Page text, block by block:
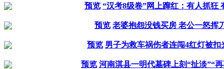
预览 “汉考8级卷”网上蹿红：有人抓狂
预览 老婆抱怨没钱买房 老公一怒挥
预览 男子为救车祸伤者连闯4红灯被扣
预览 河南淇县一明代墓碑上刻“扯淡”“